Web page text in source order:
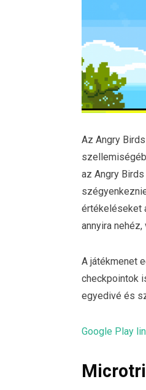
Az Angry
az Angry
értékeléseket
annyira
A játékmenet
checkpointok
egyedivé és
Google Play